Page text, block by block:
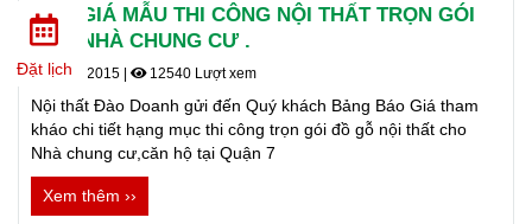
BÁO GIÁ MẪU THI CÔNG NỘI THẤT TRỌN GÓI
CHO NHÀ CHUNG CƯ .
17/09/2015 12540 Lượt xem
Nội thất Đào Doanh gửi đến Quý khách Bảng Báo Giá tham
kháo chi tiết hạng mục thi công trọn gói đồ gỗ nội thất cho
Nhà chung cư,căn hộ tại Quận 7
Xem thêm ››
Đặt lịch